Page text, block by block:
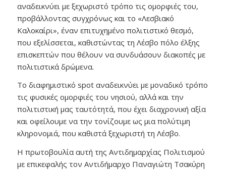
αναδεικνύει με ξεχωριστό τρόπο τις ομορφιές του,
προβάλλοντας συγχρόνως και το «Λεσβιακό
Καλοκαίρι», έναν επιτυχημένο πολιτιστικό θεσμό,
που εξελίσσεται, καθιστώντας τη Λέσβο πόλο έλξης
επισκεπτών που θέλουν να συνδυάσουν διακοπές με
πολιτιστικά δρώμενα.
Το διαφημιστικό spot αναδεικνύει με μοναδικό τρόπο
τις φυσικές ομορφιές του νησιού, αλλά και την
πολιτιστική μας ταυτότητά, που έχει διαχρονική αξία
και οφείλουμε να την τονίζουμε ως μια πολύτιμη
κληρονομιά, που καθιστά ξεχωριστή τη Λέσβο.
Η πρωτοβουλία αυτή της Αντιδημαρχίας Πολιτισμού
με επικεφαλής τον Αντιδήμαρχο Παναγιώτη Τσακύρη